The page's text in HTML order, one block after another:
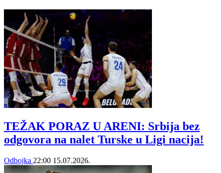
TEŽAK PORAZ U ARENI: Srbija bez
odgovora na nalet Turske u Ligi nacija!
Odbojka 22:00 15.07.2026.